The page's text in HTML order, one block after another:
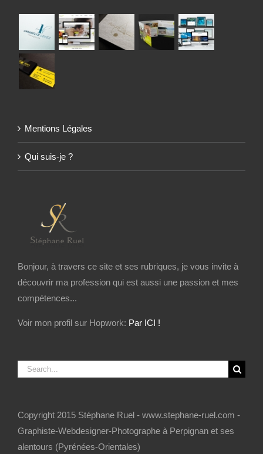
Mentions Légales
Qui suis-je ?
Bonjour, à travers ce site et ses rubriques, je vous invite à
découvrir ma profession qui est aussi une passion et mes
compétences...
Voir mon profil sur Hopwork: Par ICI !
Search
Copyright 2015 Stéphane Ruel - www.stephane-ruel.com -
Graphiste-Webdesigner-Photographe à Perpignan et ses
alentours (Pyrénées-Orientales)